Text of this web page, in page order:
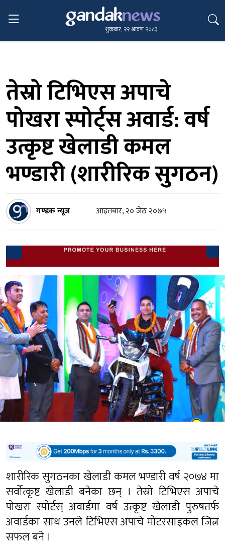
शुक्रबार, २२ श्रावण २०८३
तेस्रो टिभिएस अपाचे
पोखरा स्पोर्ट्स अवार्ड: वर्ष
उत्कृष्ट खेलाडी कमल
भण्डारी (शारीरिक सुगठन)
गण्डक न्यूज आइतबार, २० जेठ २०७५
शारीरिक सुगठनका खेलाडी कमल भण्डारी वर्ष २०७४ मा
सर्वोत्कृष्ट खेलाडी बनेका छन् । तेस्रो टिभिएस अपाचे
पोखरा स्पोर्टस् अवार्डमा वर्ष उत्कृष्ट खेलाडी पुरुषतर्फ
अवार्डका साथ उनले टिभिएस अपाचे मोटरसाइकल जित्न
सफल बने ।